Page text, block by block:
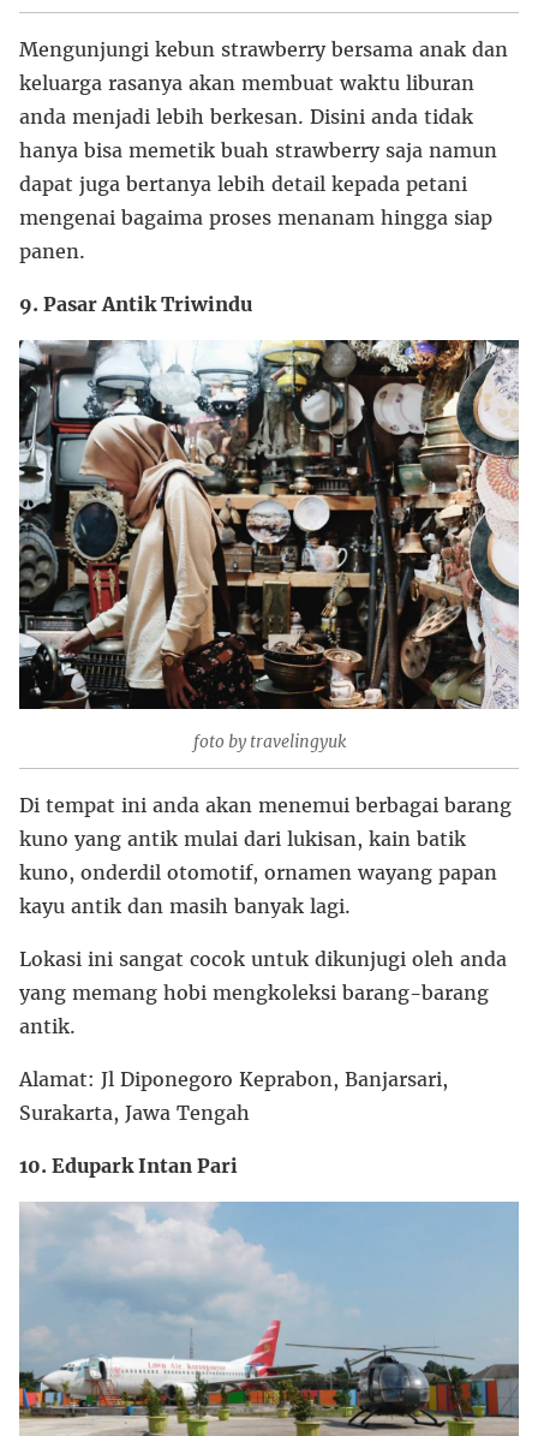
Mengunjungi kebun strawberry bersama anak dan
keluarga rasanya akan membuat waktu liburan
anda menjadi lebih berkesan. Disini anda tidak
hanya bisa memetik buah strawberry saja namun
dapat juga bertanya lebih detail kepada petani
mengenai bagaima proses menanam hingga siap
panen.
9. Pasar Antik Triwindu
foto by travelingyuk
Di tempat ini anda akan menemui berbagai barang
kuno yang antik mulai dari lukisan, kain batik
kuno, onderdil otomotif, ornamen wayang papan
kayu antik dan masih banyak lagi.
Lokasi ini sangat cocok untuk dikunjugi oleh anda
yang memang hobi mengkoleksi barang-barang
antik.
Alamat: Jl Diponegoro Keprabon, Banjarsari,
Surakarta, Jawa Tengah
10. Edupark Intan Pari